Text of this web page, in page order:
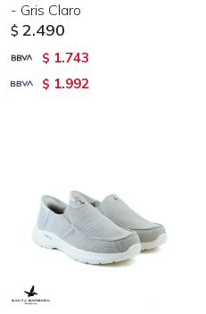
- Gris Claro
$ 2.490
$ 1.743
$ 1.992